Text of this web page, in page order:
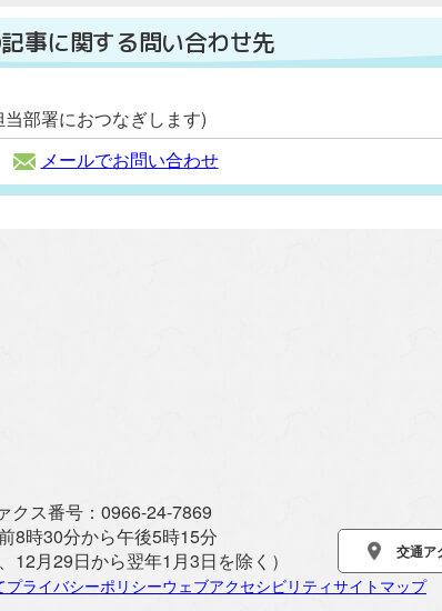
事に関する問い合わせ先
当部署におつなぎします)
メールでお問い合わせ
クス番号： 0966-24-7869
8時30分から午後5時15分
12月29日から翌年1月3日を除く）
交通ア
プライバシーポリシーウェブアクセシビリティサイトマップ